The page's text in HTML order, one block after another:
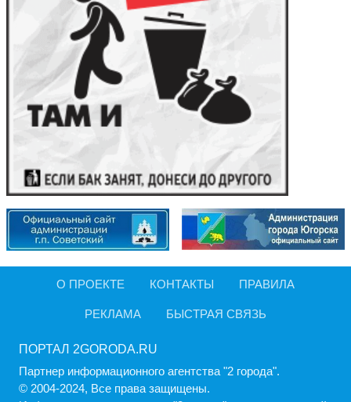
О ПРОЕКТЕ КОНТАКТЫ ПРАВИЛА
РЕКЛАМА БЫСТРАЯ СВЯЗЬ
ПОРТАЛ 2GORODA.RU
Партнер информационного агентства "2 города".
© 2004-2024, Все права защищены.